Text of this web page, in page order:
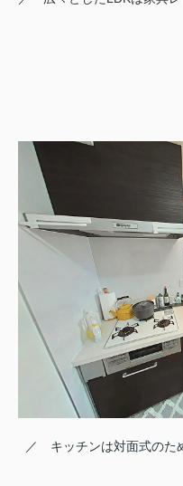
／ キッチンは対面式のた